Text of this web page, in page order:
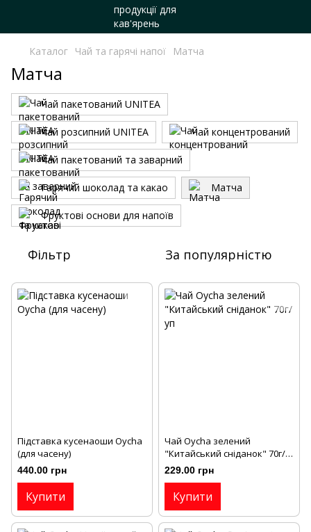
Каталог Чай та гарячі напої Матча
Матча
Чай пакетований UNITEA
Чай розсипний UNITEA Чай концентрований
Чай пакетований та заварний
Гарячий шоколад та какао Матча
Фруктові основи для напоїв
Фільтр За популярністю
Підставка кусенаоши Oycha
(для часену)
440.00 грн
Купити
Чай Oycha зелений
"Китайський сніданок" 70г/
уп
229.00 грн
Купити